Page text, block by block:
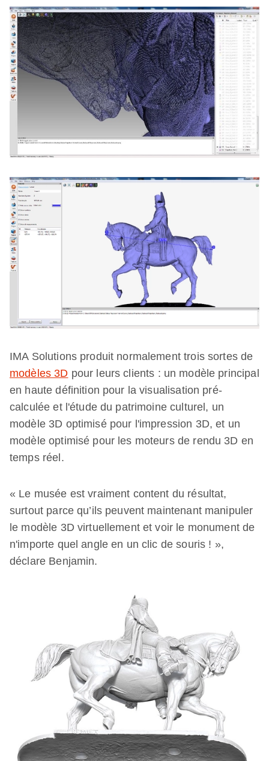
IMA Solutions produit normalement trois sortes de
modèles 3D pour leurs clients : un modèle principal
en haute définition pour la visualisation pré-
calculée et l'étude du patrimoine culturel, un
modèle 3D optimisé pour l'impression 3D, et un
modèle optimisé pour les moteurs de rendu 3D en
temps réel.
« Le musée est vraiment content du résultat,
surtout parce qu’ils peuvent maintenant manipuler
le modèle 3D virtuellement et voir le monument de
n'importe quel angle en un clic de souris ! »,
déclare Benjamin.